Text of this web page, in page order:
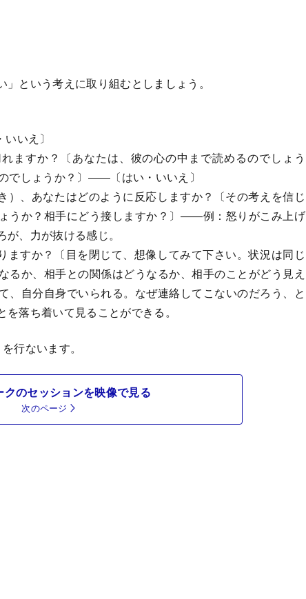
という考えに取り組むとしましょう。
いえ〕
ますか？〔あなたは、彼の心の中まで読めるのでしょう
しょうか？〕――〔はい・いいえ〕
）、あなたはどのように反応しますか？〔その考えを信じ
うか？相手にどう接しますか？〕――例：怒りがこみ上げ
、力が抜ける感じ。
ますか？〔目を閉じて、想像してみて下さい。状況は同じ
るか、相手との関係はどうなるか、相手のことがどう見え
自分自身でいられる。なぜ連絡してこないのだろう、と
落ち着いて見ることができる。
行ないます。
クのセッションを映像で見る
次のページ